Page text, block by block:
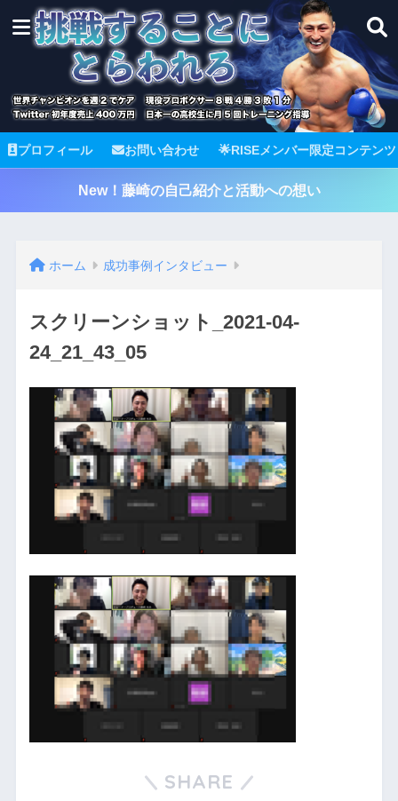
プロフィール お問い合わせ 🌟RISEメンバー限定コンテンツ
New！藤崎の自己紹介と活動への想い
ホーム 成功事例インタビュー
スクリーンショット_2021-04-
24_21_43_05
SHARE